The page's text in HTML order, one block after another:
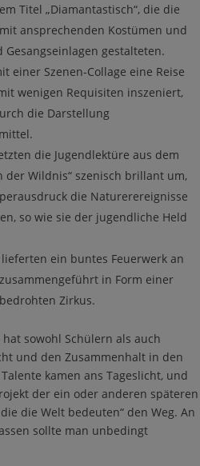
Titel „Diamantastisch“, die die
ansprechenden Kostümen und
gestalteten.
einer Szenen-Collage eine Reise
wenigen Requisiten inszeniert,
die Darstellung
die Jugendlektüre aus dem
Wildnis“ szenisch brillant um,
die Naturerereignisse
so wie sie der jugendliche Held
ein buntes Feuerwerk an
in Form einer
Zirkus.
sowohl Schülern als auch
und den Zusammenhalt in den
kamen ans Tageslicht, und
der ein oder anderen späteren
die Welt bedeuten“ den Weg. An
sollte man unbedingt